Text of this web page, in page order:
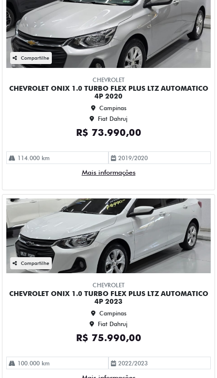
Compartilhe
CHEVROLET
CHEVROLET ONIX 1.0 TURBO FLEX PLUS LTZ AUTOMATICO
4P 2023
Campinas
Fiat Dahruj
R$ 75.990,00
2022/2023
Mais informações
Compartilhe
CHEVROLET
CHEVROLET ONIX 1.0 TURBO FLEX PLUS LTZ AUTOMATICO
4P 2023
Campinas
Fiat Dahruj
R$ 73.990,00
2022/2023
Mais informações